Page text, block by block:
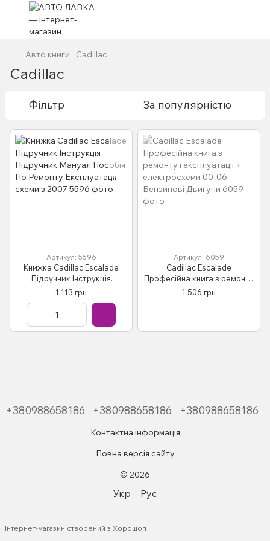
Авто книги Cadillac
Cadillac
Фільтр За популярністю
Артикул: 5596
Книжка Cadillac Escalade
Підручник Інструкція
Підручник Мануал Пособія
По Ремонту Експлуатації
схеми з 2007
1 113 грн
Артикул: 6059
Cadillac Escalade
Професійна книга з ремонту
і експлуатації +
електросхеми 00-06
1 506 грн
+380988658186 +380988658186 +380988658186
Контактна інформація
Повна версія сайту
© 2026
Укр Рус
Інтернет-магазин створений з Хорошоп